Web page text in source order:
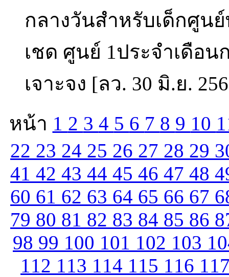
กลางวันสำหรับเด็กศูน
เชด ศูนย์ 1ประจำเดือน
เจาะจง [ลว. 30 มิ.ย.
หน้า 1 2 3 4 5 6 7 8 9 10
22 23 24 25 26 27 28 29
41 42 43 44 45 46 47 48
60 61 62 63 64 65 66 67
79 80 81 82 83 84 85 86
98 99 100 101 102 103
112 113 114 115 116